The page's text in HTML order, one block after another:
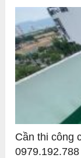
Cần thi công